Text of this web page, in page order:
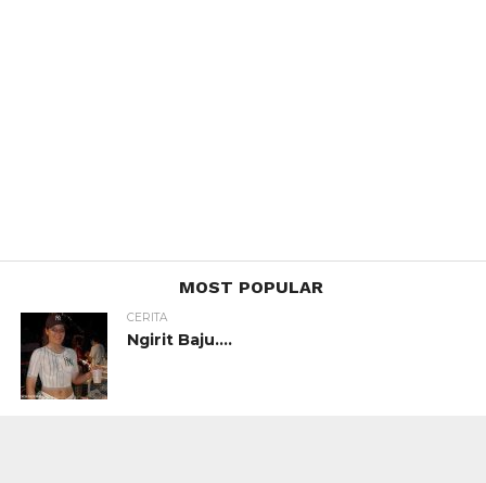
MOST POPULAR
CERITA
Ngirit Baju….